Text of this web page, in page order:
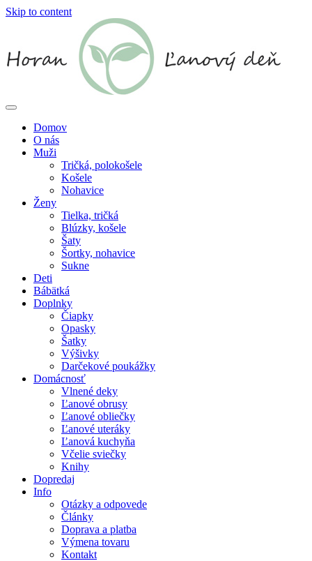
Skip to content
Domov
O nás
Muži
Tričká, polokošele
Košele
Nohavice
Ženy
Tielka, tričká
Blúzky, košele
Šaty
Šortky, nohavice
Sukne
Deti
Bábätká
Doplnky
Čiapky
Opasky
Šatky
Výšivky
Darčekové poukážky
Domácnosť
Vlnené deky
Ľanové obrusy
Ľanové obliečky
Ľanové uteráky
Ľanová kuchyňa
Včelie sviečky
Knihy
Dopredaj
Info
Otázky a odpovede
Články
Doprava a platba
Výmena tovaru
Kontakt